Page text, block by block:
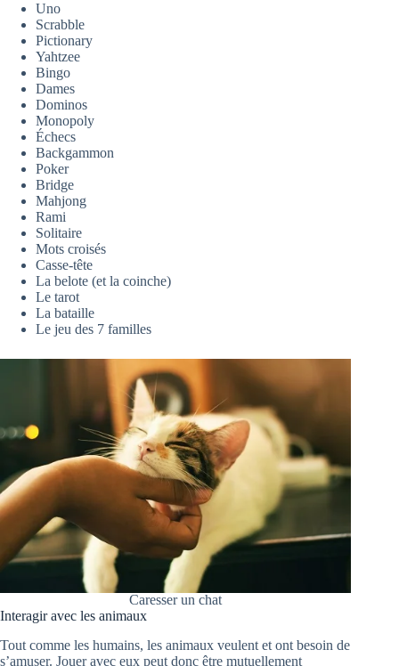
Uno
Scrabble
Pictionary
Yahtzee
Bingo
Dames
Dominos
Monopoly
Échecs
Backgammon
Poker
Bridge
Mahjong
Rami
Solitaire
Mots croisés
Casse-tête
La belote (et la coinche)
Le tarot
La bataille
Le jeu des 7 familles
Caresser un chat
Interagir avec les animaux
Tout comme les humains, les animaux veulent et ont besoin de
s’amuser. Jouer avec eux peut donc être mutuellement